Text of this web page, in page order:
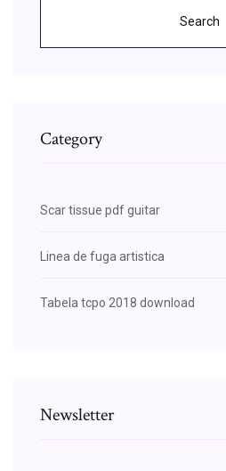
Search
Category
Scar tissue pdf guitar
Linea de fuga artistica
Tabela tcpo 2018 download
Newsletter